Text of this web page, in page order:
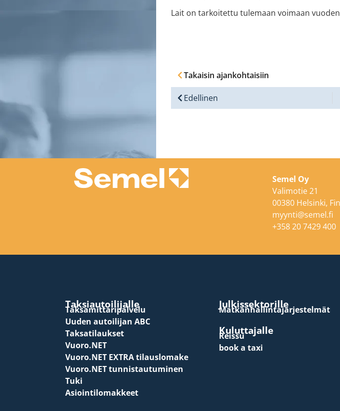
Lait on tarkoitettu tulemaan voimaan vuoden
Takaisin ajankohtaisiin
Edellinen
Semel Oy
Valimotie 21
00380 Helsinki,
myynti@semel.fi
+358 20 7429 400
Taksiautoilijalle
Taksamittaripalvelu
Uuden autoilijan ABC
Taksatilaukset
Vuoro.NET
Vuoro.NET EXTRA tilauslomake
Vuoro.NET tunnistautuminen
Tuki
Asiointilomakkeet
Julkissektorille
Matkanhallintajärjestelmät
Kuluttajalle
Reissu
book a taxi